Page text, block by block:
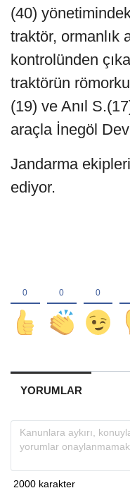
(40)
traktör, ormanlık
kontrolünden
traktörün
(19) ve Anıl
araçla İnegöl
Jandarma
ediyor.
YORUMLAR